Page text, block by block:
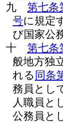
九
第七条
号に規定
び国家公
十
第七条
般地方独
れる 同条
務員とし
人職員と
公務員と